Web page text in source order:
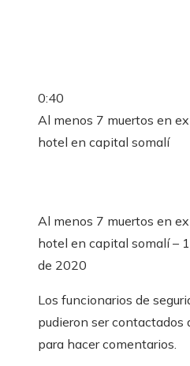
0:40
Al menos 7 muertos en
hotel en capital somalí
Al menos 7 muertos en
hotel en capital somalí –
de 2020
Los funcionarios de
pudieron ser contactados
para hacer comentarios.